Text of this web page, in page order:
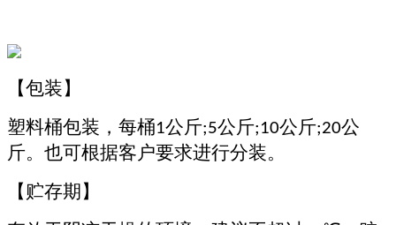
【包装】
塑料桶包装，每桶1公斤;5公斤;10公斤;20公
斤。 也可根据客户要求进行分装。
【贮存期】